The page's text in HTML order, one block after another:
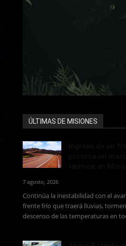
ÚLTIMAS DE MISIONES
7 agosto, 2026
Continúa la inestabilidad con el
frente frío que traerá lluvias,
descenso de las temperaturas en